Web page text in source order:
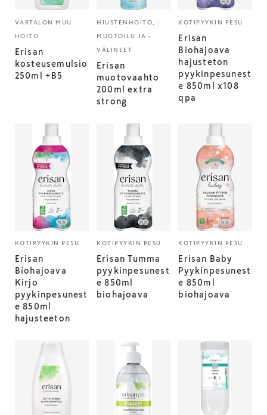
VARTALON MUU
HOITO
Erisan
kosteusemulsio
250ml +B5
HIUSTENHOITO, -
MUOTOILU JA -
VÄLINEET
Erisan
muotovaahto
200ml extra
strong
KOTIPYYKIN PESU
Erisan
Biohajoava
hajusteton
pyykinpesunest
e 850ml x108
qpa
KOTIPYYKIN PESU
Erisan
Biohajoava
Kirjo
pyykinpesunest
e 850ml
hajusteeton
KOTIPYYKIN PESU
Erisan Tumma
pyykinpesunest
e 850ml
biohajoava
KOTIPYYKIN PESU
Erisan Baby
Pyykinpesunest
e 850ml
biohajoava